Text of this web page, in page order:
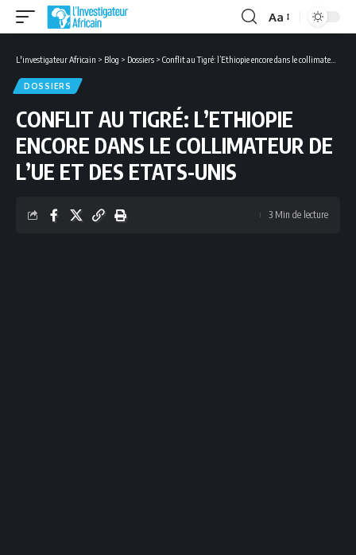
Font
Aa
L'investigateur Africain > Blog > Dossiers > Conflit au Tigré: l’Ethiopie encore dans le collimateur de l’UE et des Etats-Unis
DOSSIERS
CONFLIT AU TIGRÉ: L’ETHIOPIE
ENCORE DANS LE COLLIMATEUR DE
L’UE ET DES ETATS-UNIS
3 Min de lecture